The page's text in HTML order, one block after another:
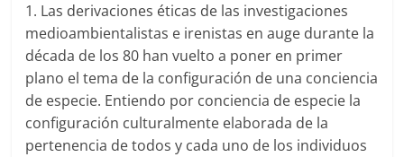
1. Las derivaciones éticas de las investigaciones
medioambientalistas e irenistas en auge durante la
década de los 80 han vuelto a poner en primer
plano el tema de la configuración de una conciencia
de especie. Entiendo por conciencia de especie la
configuración culturalmente elaborada de la
pertenencia de todos y cada uno de los individuos